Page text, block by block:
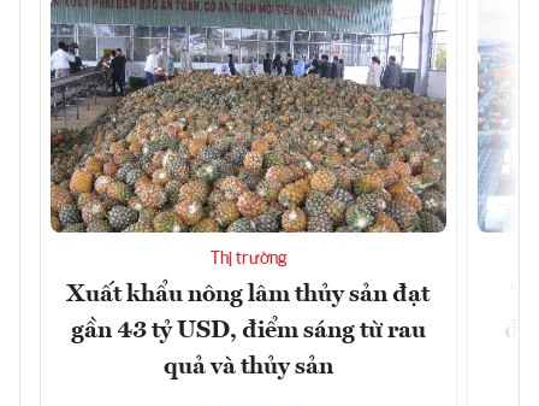
Thị trường
Xuất khẩu nông lâm thủy sản đạt
gần 43 tỷ USD, điểm sáng từ rau
quả và thủy sản